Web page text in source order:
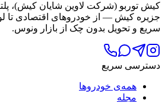
کیش توربو (شرکت لاوین شایان کیش)،
جزیره کیش — از خودروهای اقتصادی تا
سریع و تحویل بدون چک از بازار ونوس.
دسترسی سریع
همه‌ی خودروها
مجله